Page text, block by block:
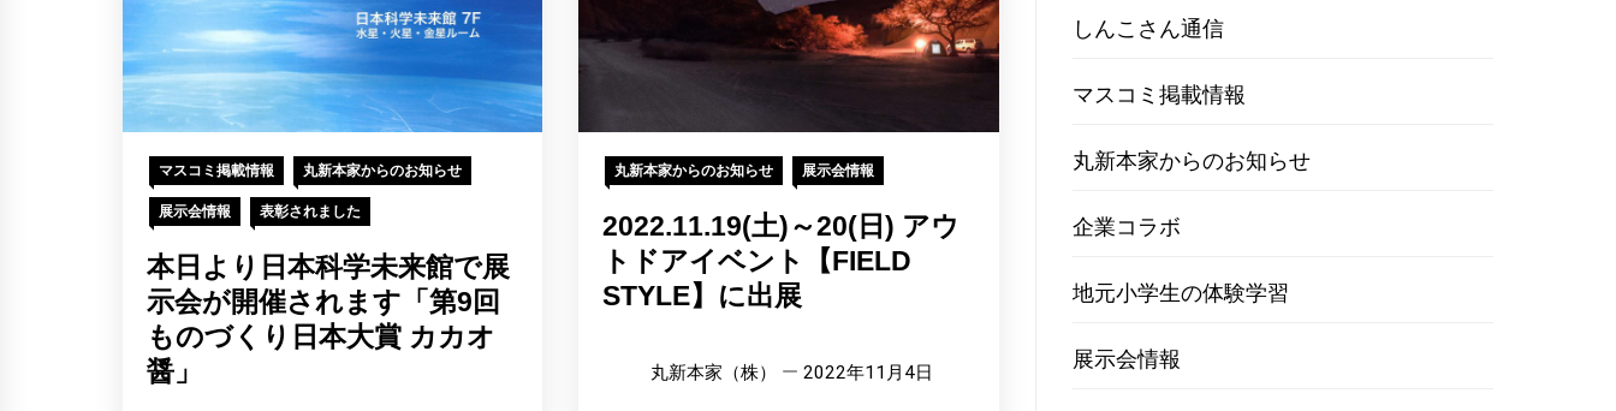
マスコミ掲載情報 丸新本家からのお知らせ
展示会情報 表彰されました
本日より日本科学未来館で展
示会が開催されます「第9回
ものづくり日本大賞 カカオ
醤」
丸新本家からのお知らせ 展示会情報
2022.11.19(土)～20(日) アウ
トドアイベント【FIELD
STYLE】に出展
丸新本家（株） 2022年11月4日
しんこさん通信
マスコミ掲載情報
丸新本家からのお知らせ
企業コラボ
地元小学生の体験学習
展示会情報